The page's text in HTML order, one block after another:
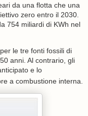
da una flotta che una
zero entro il 2030.
754 miliardi di KWh nel
le tre fonti fossili di
anni. Al contrario, gli
e lo
a combustione interna.